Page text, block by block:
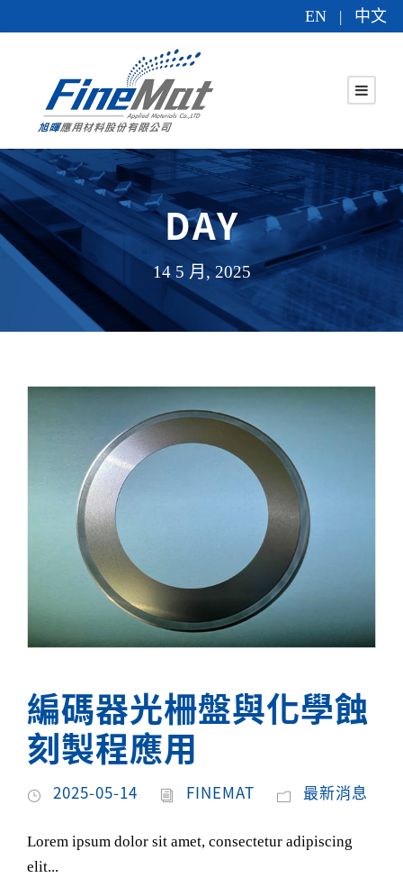
EN | 中文
DAY
14 5 月, 2025
編碼器光柵盤與化學蝕
刻製程應用
2025-05-14 FINEMAT 最新消息
Lorem ipsum dolor sit amet, consectetur adipiscing
elit...